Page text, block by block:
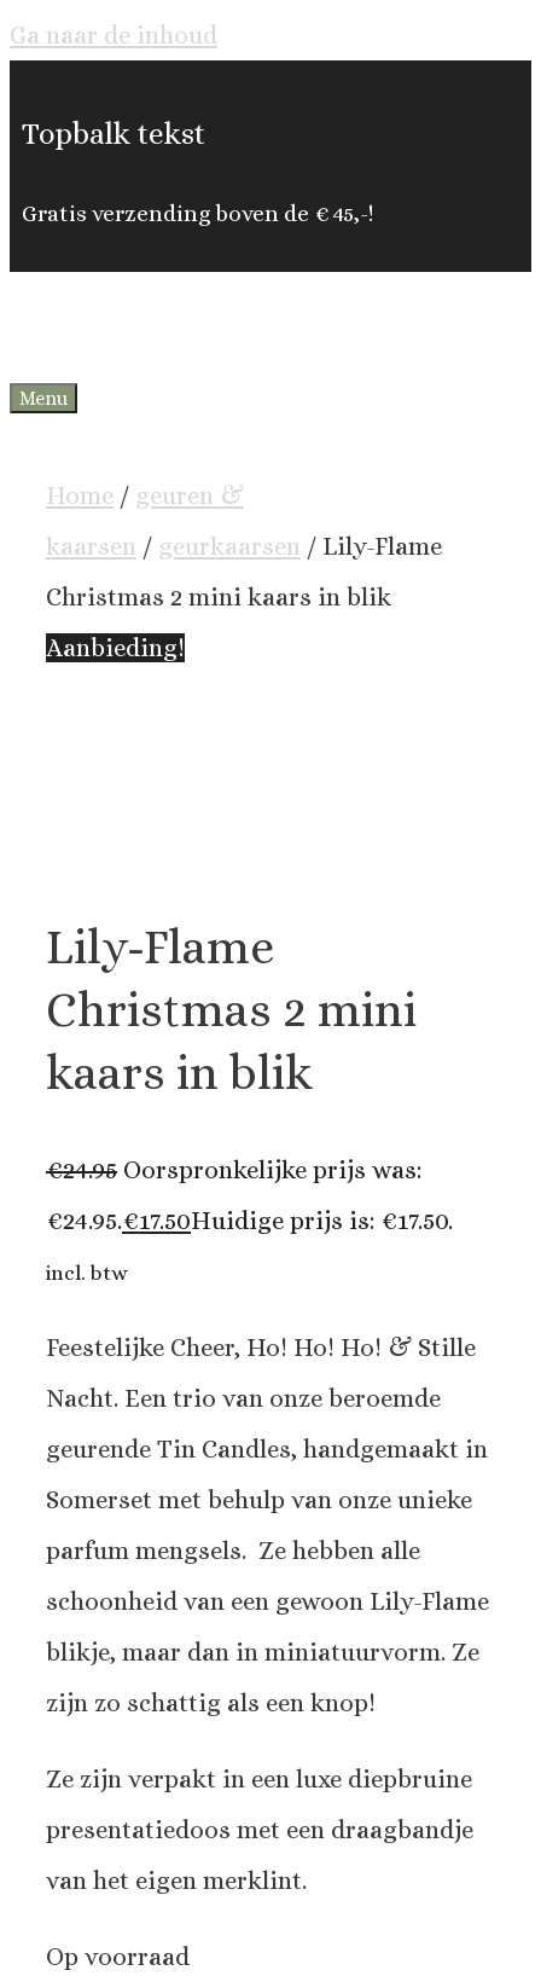
Ga naar de inhoud
Topbalk tekst
Gratis verzending boven de € 45,-!
Menu
Home / geuren &
kaarsen / geurkaarsen / Lily-Flame
Christmas 2 mini kaars in blik
Aanbieding!
Lily-Flame
Christmas 2 mini
kaars in blik
€24.95 Oorspronkelijke prijs was:
€24.95.€17.50Huidige prijs is: €17.50.
incl. btw
Feestelijke Cheer, Ho! Ho! Ho! & Stille
Nacht. Een trio van onze beroemde
geurende Tin Candles, handgemaakt in
Somerset met behulp van onze unieke
parfum mengsels. Ze hebben alle
schoonheid van een gewoon Lily-Flame
blikje, maar dan in miniatuurvorm. Ze
zijn zo schattig als een knop!
Ze zijn verpakt in een luxe diepbruine
presentatiedoos met een draagbandje
van het eigen merklint.
Op voorraad